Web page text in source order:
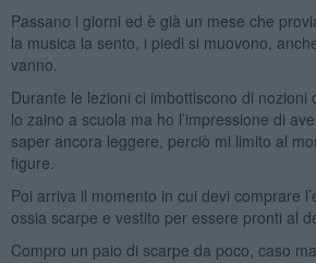
Passano i giorni ed è già un mese che
la musica la sento, i piedi si muovono,
vanno.
Durante le lezioni ci imbottiscono di nozioni
lo zaino a scuola ma ho l’impressione di
saper ancora leggere, perciò mi limito al
figure.
Poi arriva il momento in cui devi comprare
ossia scarpe e vestito per essere pronti al
Compro un paio di scarpe da poco, caso